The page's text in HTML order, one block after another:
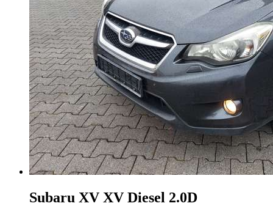
Subaru XV XV Diesel 2.0D